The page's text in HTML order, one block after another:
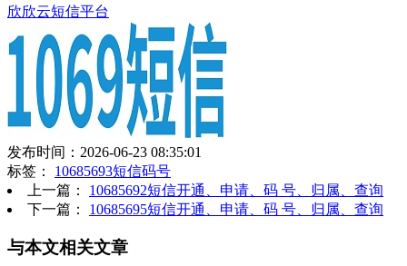
欣欣云短信平台
发布时间：2026-06-23 08:35:01
标签： 10685693短信码号
上一篇： 10685692短信开通、申请、码 号、归属、查询
下一篇： 10685695短信开通、申请、码 号、归属、查询
与本文相关文章